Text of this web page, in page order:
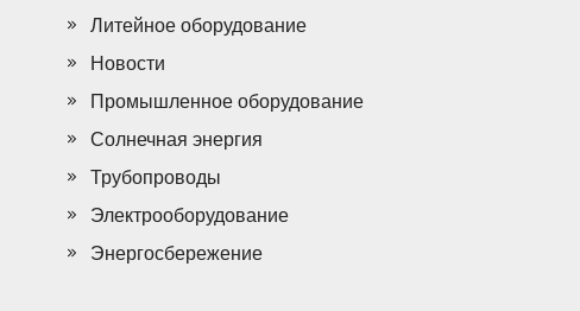
Литейное оборудование
Новости
Промышленное оборудование
Солнечная энергия
Трубопроводы
Электрооборудование
Энергосбережение